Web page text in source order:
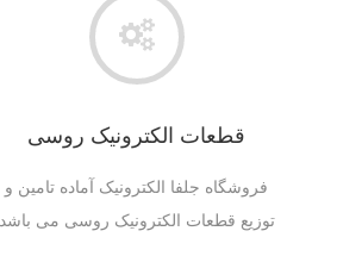
قطعات الکترونیک روسی
فروشگاه جلفا الکترونیک آماده تامین و
توزیع قطعات الکترونیک روسی می باشد